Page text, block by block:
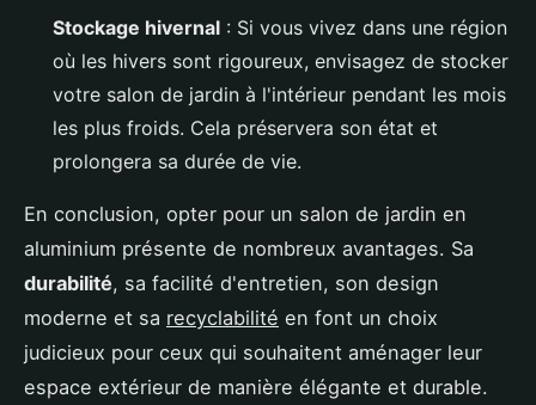
Stockage hivernal : Si vous vivez dans une région
où les hivers sont rigoureux, envisagez de stocker
votre salon de jardin à l'intérieur pendant les mois
les plus froids. Cela préservera son état et
prolongera sa durée de vie.
En conclusion, opter pour un salon de jardin en
aluminium présente de nombreux avantages. Sa
durabilité, sa facilité d'entretien, son design
moderne et sa recyclabilité en font un choix
judicieux pour ceux qui souhaitent aménager leur
espace extérieur de manière élégante et durable.